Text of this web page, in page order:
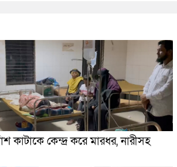
কাটাকে কেন্দ্র করে মারধর, নারীসহ